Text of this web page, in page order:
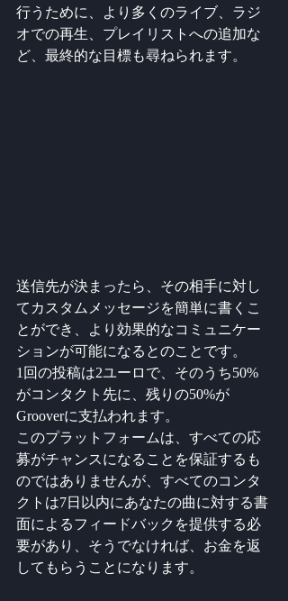
行うために、より多くのライブ、ラジ
オでの再生、プレイリストへの追加な
ど、最終的な目標も尋ねられます。
送信先が決まったら、その相手に対し
てカスタムメッセージを簡単に書くこ
とができ、より効果的なコミュニケー
ションが可能になるとのことです。
1回の投稿は2ユーロで、そのうち50%
がコンタクト先に、残りの50%が
Grooverに支払われます。
このプラットフォームは、すべての応
募がチャンスになることを保証するも
のではありませんが、すべてのコンタ
クトは7日以内にあなたの曲に対する書
面によるフィードバックを提供する必
要があり、そうでなければ、お金を返
してもらうことになります。